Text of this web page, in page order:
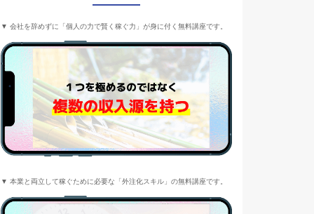
▼ 会社を辞めずに「個人の力で賢く稼ぐ力」が身に付く無料講座です。
▼ 本業と両立して稼ぐために必要な「外注化スキル」の無料講座です。